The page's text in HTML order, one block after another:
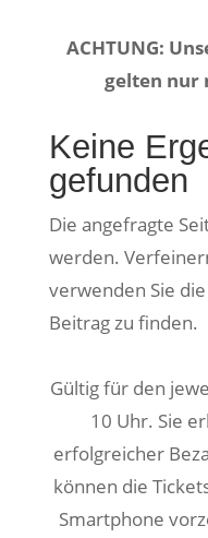
ACHTUNG:
gelten nur
Keine
gefunden
Die angefragte
werden.
verwenden Sie
Beitrag zu finden.
Gültig für den
10 Uhr. Sie
erfolgreicher
können die
Smartphone